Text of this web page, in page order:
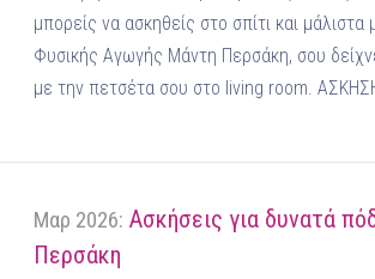
μπορείς να ασκηθείς στο σπίτι και
Φυσικής Αγωγής Μάντη Περσάκη, σου
με την πετσέτα σου στο living room.
Μαρ 2026: Ασκήσεις για δυνατά
Περσάκη